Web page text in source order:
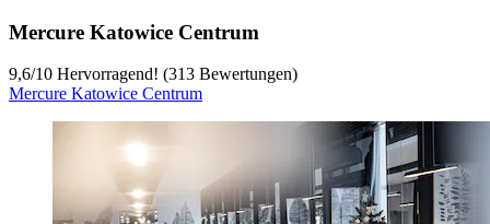
Mercure Katowice Centrum
9,6/10 Hervorragend! (313 Bewertungen)
Mercure Katowice Centrum